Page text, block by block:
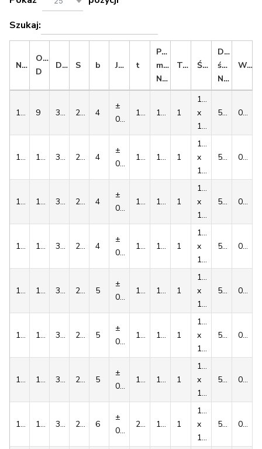
Szukaj:
Numer
Otwór
D
D1 S b Js9 t
Przenoszony
moment
Nm
Typ Śruba
śruby
Nm
Waga
1008 9 35.0 22.3 4
±
0,015
10.8 136 1
1/4''
x
1/2''
5.6 0.16
1008 10 35.0 22.3 4
±
0,015
11.8 136 1
1/4''
x
1/2''
5.6 0.16
1008 11 35.0 22.3 4
±
0,015
12.8 136 1
1/4''
x
1/2''
5.6 0.16
1008 12 35.0 22.3 4
±
0,015
13.8 136 1
1/4''
x
1/2''
5.6 0.16
1008 14 35.0 22.3 5
±
0,015
16.3 136 1
1/4''
x
1/2''
5.6 0.16
1008 15 35.0 22.3 5
±
0,015
17.3 136 1
1/4''
x
1/2''
5.6 0.16
1008 16 35.0 22.3 5
±
0,015
18.3 136 1
1/4''
x
1/2''
5.6 0.16
1008 18 35.0 22.3 6
±
0,015
20.8 136 1
1/4''
x
1/2''
5.6 0.16